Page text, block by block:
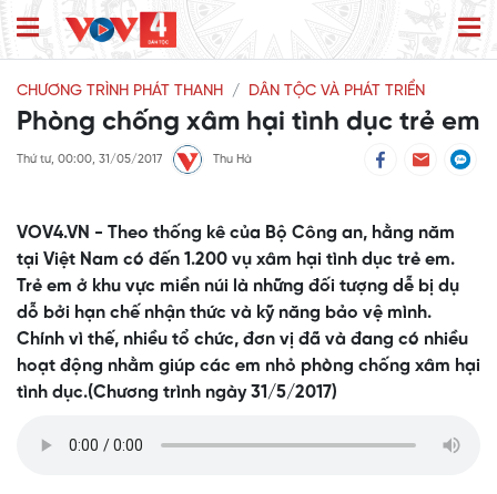
CHƯƠNG TRÌNH PHÁT THANH DÂN TỘC VÀ PHÁT TRIỂN
Phòng chống xâm hại tình dục trẻ em
Thứ tư, 00:00, 31/05/2017 Thu Hà
VOV4.VN - Theo thống kê của Bộ Công an, hằng năm
tại Việt Nam có đến 1.200 vụ xâm hại tình dục trẻ em.
Trẻ em ở khu vực miền núi là những đối tượng dễ bị dụ
dỗ bởi hạn chế nhận thức và kỹ năng bảo vệ mình.
Chính vì thế, nhiều tổ chức, đơn vị đã và đang có nhiều
hoạt động nhằm giúp các em nhỏ phòng chống xâm hại
tình dục.(Chương trình ngày 31/5/2017)